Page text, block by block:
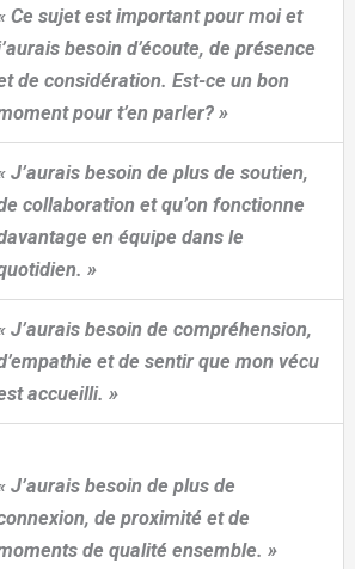
Ce sujet est important pour moi et
besoin d’écoute, de présence
de considération. Est-ce un bon
pour t’en parler? »
J’aurais besoin de plus de soutien,
collaboration et qu’on fonctionne
en équipe dans le
»
J’aurais besoin de compréhension,
et de sentir que mon vécu
accueilli. »
J’aurais besoin de plus de
de proximité et de
de qualité ensemble. »